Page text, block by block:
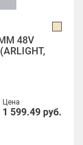
48V
Цена
1 599.49 руб.